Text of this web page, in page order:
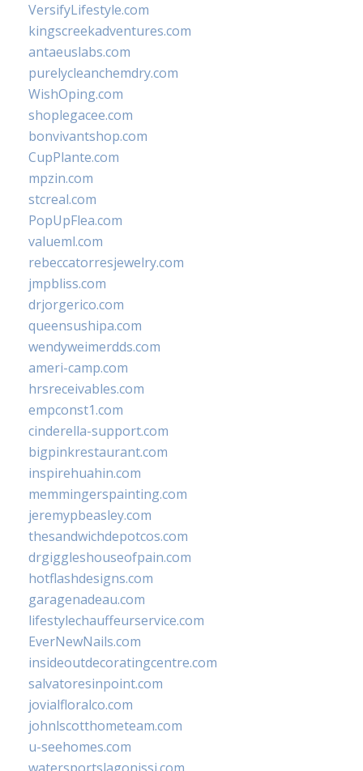
VersifyLifestyle.com
kingscreekadventures.com
antaeuslabs.com
purelycleanchemdry.com
WishOping.com
shoplegacee.com
bonvivantshop.com
CupPlante.com
mpzin.com
stcreal.com
PopUpFlea.com
valueml.com
rebeccatorresjewelry.com
jmpbliss.com
drjorgerico.com
queensushipa.com
wendyweimerdds.com
ameri-camp.com
hrsreceivables.com
empconst1.com
cinderella-support.com
bigpinkrestaurant.com
inspirehuahin.com
memmingerspainting.com
jeremypbeasley.com
thesandwichdepotcos.com
drgiggleshouseofpain.com
hotflashdesigns.com
garagenadeau.com
lifestylechauffeurservice.com
EverNewNails.com
insideoutdecoratingcentre.com
salvatoresinpoint.com
jovialfloralco.com
johnlscotthometeam.com
u-seehomes.com